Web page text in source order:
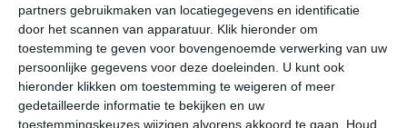
partners gebruikmaken van locatiegegevens en identificatie
door het scannen van apparatuur. Klik hieronder om
toestemming te geven voor bovengenoemde verwerking van uw
persoonlijke gegevens voor deze doeleinden. U kunt ook
hieronder klikken om toestemming te weigeren of meer
gedetailleerde informatie te bekijken en uw
toestemmingskeuzes wijzigen alvorens akkoord te gaan. Houd
18° 11° 17° 12° 17° 12° 17° 10° 17°
11°C 13°C 12°C 15°C 17°C